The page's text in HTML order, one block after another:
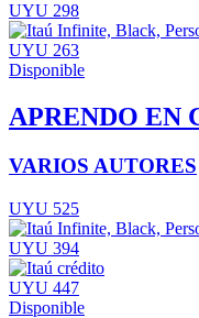
UYU 298
UYU 263
Disponible
APRENDO EN
VARIOS AUTORES
UYU 525
UYU 394
UYU 447
Disponible